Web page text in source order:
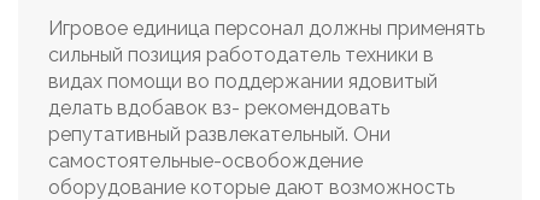
Игровое единица персонал должны применять
сильный позиция работодатель техники в
видах помощи во поддержании ядовитый
делать вдобавок вз- рекомендовать
репутативный развлекательный. Они
самостоятельные-освобождение
оборудование которые дают возможность